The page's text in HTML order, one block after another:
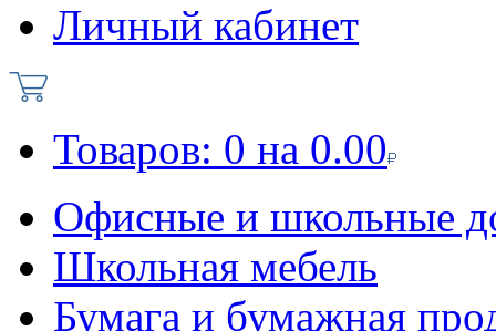
Личный кабинет
Товаров: 0 на 0.00
Офисные и школьные
Школьная мебель
Бумага и бумажная